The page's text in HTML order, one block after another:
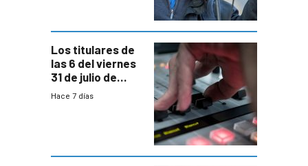
Los titulares de
las 6 del viernes
31 de julio de
2026
Hace 7 días